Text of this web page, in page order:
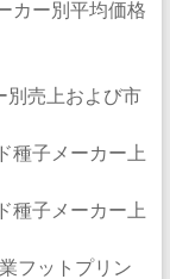
カー別平均価格
別売上および市
種子メーカー上
種子メーカー上
フットプリン